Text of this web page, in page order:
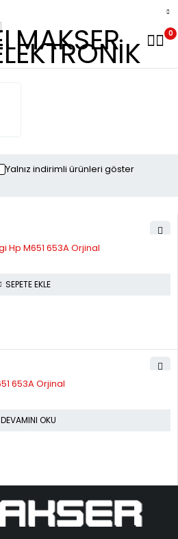
0
Yalnız indirimli ürünleri göster
Hp M651 653A Orjinal
SEPETE EKLE
653A Orjinal
DEVAMINI OKU